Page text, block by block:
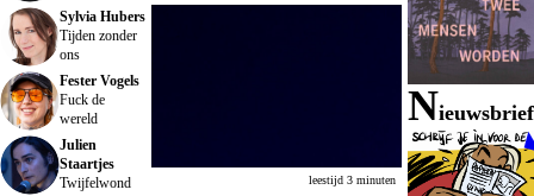
Sylvia Hubers
Tijden zonder
ons
Fester Vogels
Fuck de
wereld
Julien
Staartjes
Twijfelwond
leestijd 3 minuten
nieuwsbrief